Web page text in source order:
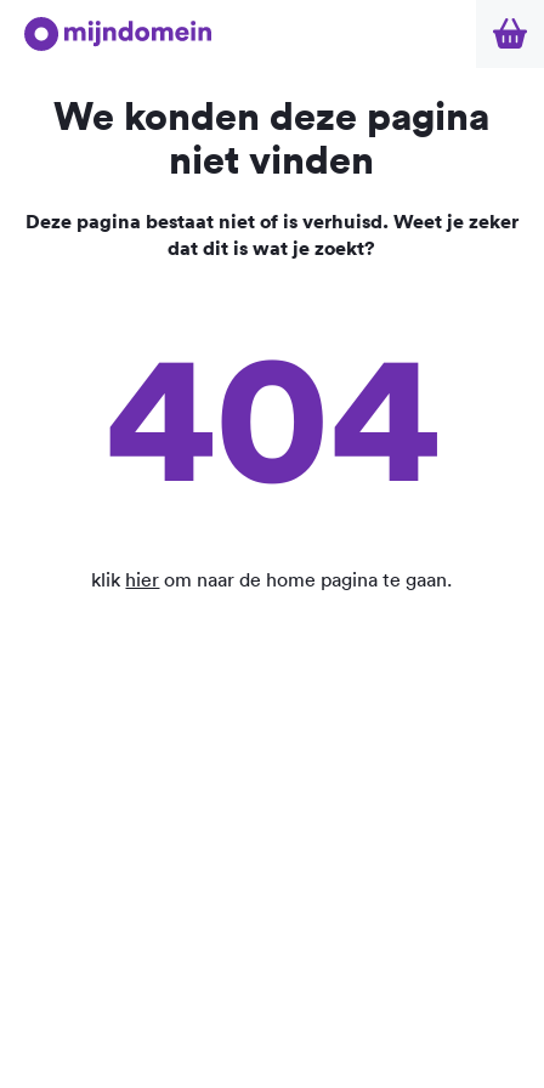
We konden deze pagina
niet vinden
Deze pagina bestaat niet of is verhuisd. Weet je zeker
dat dit is wat je zoekt?
404
klik hier om naar de home pagina te gaan.